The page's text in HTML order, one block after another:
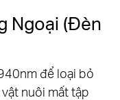
Ngoại (Đèn
để loại bỏ
nuôi mất tập